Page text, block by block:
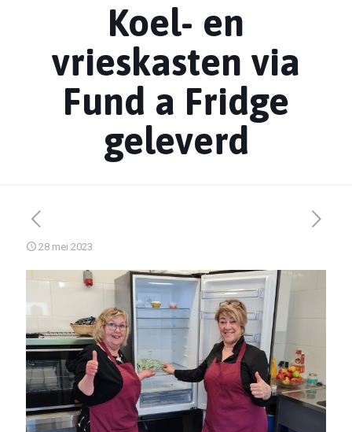
Koel- en
vrieskasten via
Fund a Fridge
geleverd
28 mei 2023